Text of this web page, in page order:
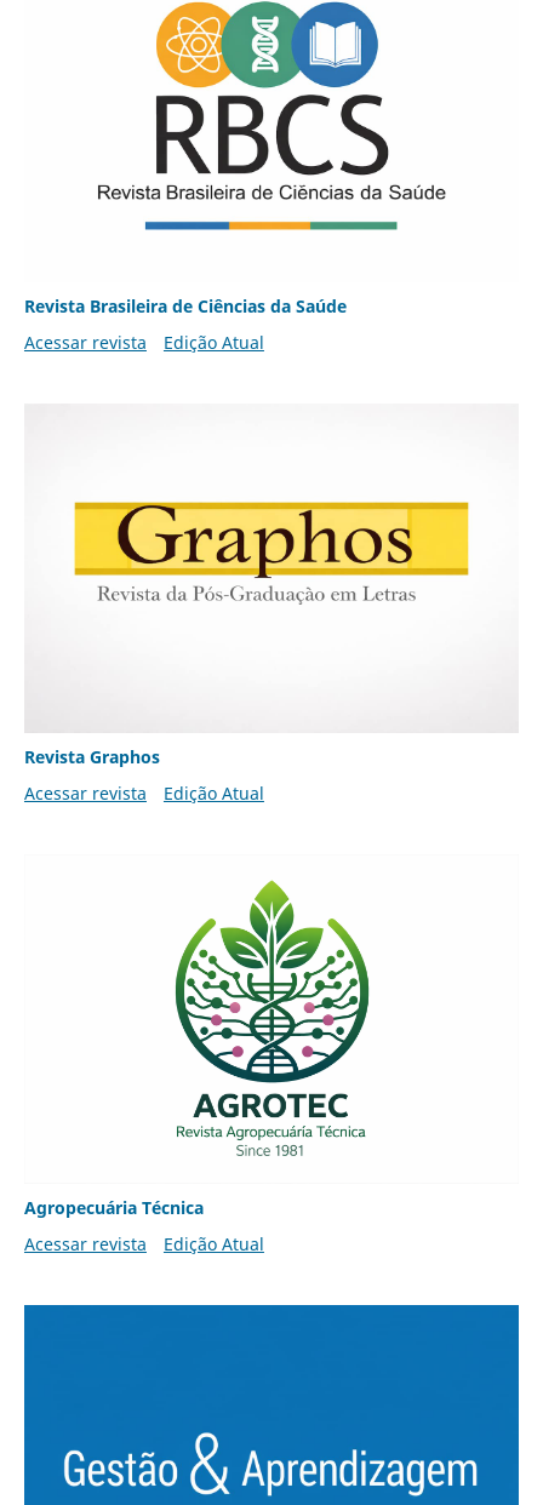
Revista Brasileira de Ciências da Saúde
Acessar revista
Edição Atual
Revista Graphos
Acessar revista
Edição Atual
Agropecuária Técnica
Acessar revista
Edição Atual